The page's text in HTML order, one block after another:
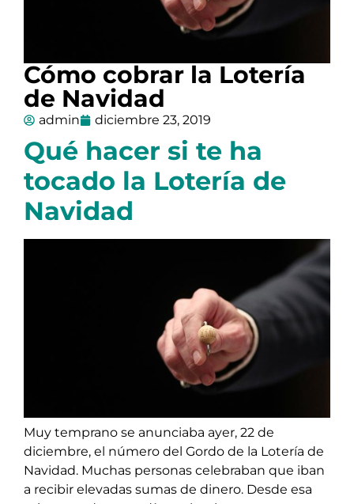
Cómo cobrar la Lotería
de Navidad
admin diciembre 23, 2019
Qué hacer si te ha
tocado la Lotería de
Navidad
Muy temprano se anunciaba ayer, 22 de
diciembre, el número del Gordo de la Lotería de
Navidad. Muchas personas celebraban que iban
a recibir elevadas sumas de dinero. Desde esa